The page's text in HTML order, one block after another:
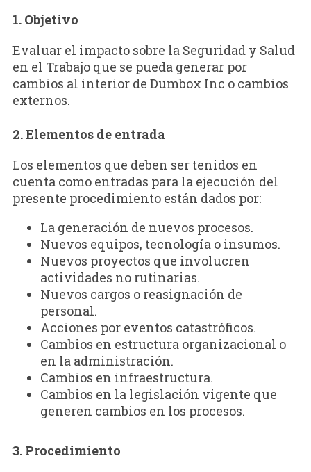
1. Objetivo
Evaluar el impacto sobre la Seguridad y Salud
en el Trabajo que se pueda generar por
cambios al interior de Dumbox Inc o cambios
externos.
2. Elementos de entrada
Los elementos que deben ser tenidos en
cuenta como entradas para la ejecución del
presente procedimiento están dados por:
La generación de nuevos procesos.
Nuevos equipos, tecnología o insumos.
Nuevos proyectos que involucren
actividades no rutinarias.
Nuevos cargos o reasignación de
personal.
Acciones por eventos catastróficos.
Cambios en estructura organizacional o
en la administración.
Cambios en infraestructura.
Cambios en la legislación vigente que
generen cambios en los procesos.
3. Procedimiento